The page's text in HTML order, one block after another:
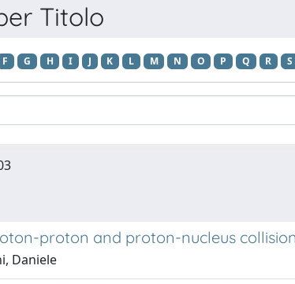
Titolo
F G H I J K L M N O P Q R S
proton and proton-nucleus
Daniele